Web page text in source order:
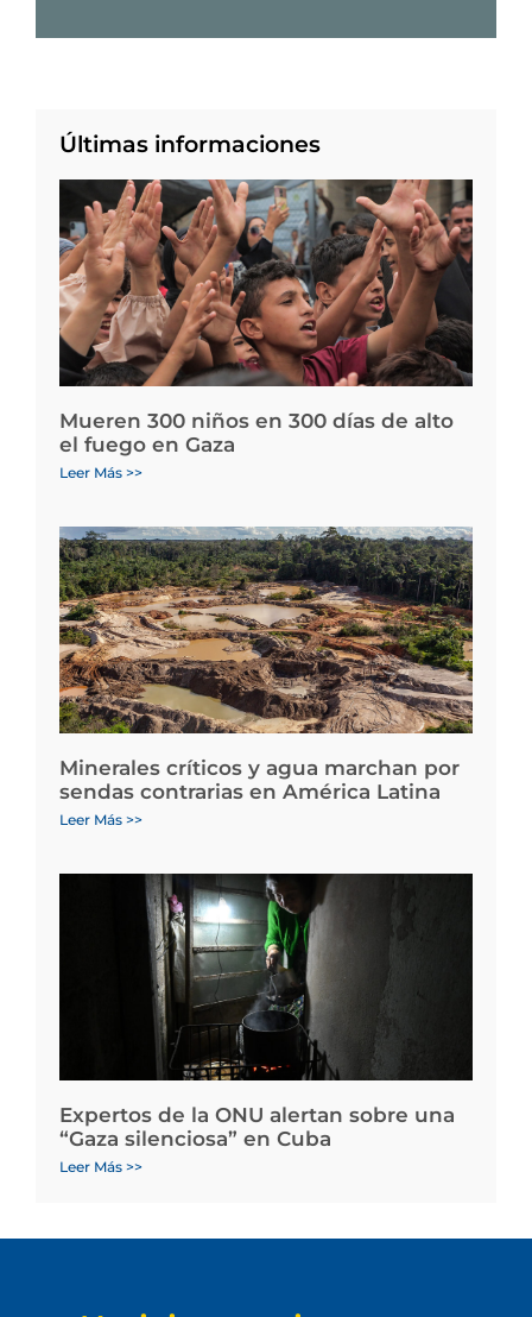
Últimas informaciones
Mueren 300 niños en 300 días de alto
el fuego en Gaza
Leer Más >>
Minerales críticos y agua marchan por
sendas contrarias en América Latina
Leer Más >>
Expertos de la ONU alertan sobre una
“Gaza silenciosa” en Cuba
Leer Más >>